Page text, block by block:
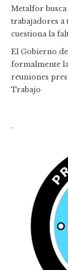
Metalfor busca
trabajadores
cuestiona la
El Gobierno
formalmente
reuniones
Trabajo
-